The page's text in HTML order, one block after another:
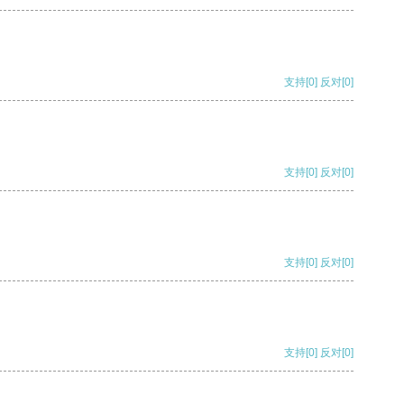
支持[0] 反对[0]
支持[0] 反对[0]
支持[0] 反对[0]
支持[0] 反对[0]